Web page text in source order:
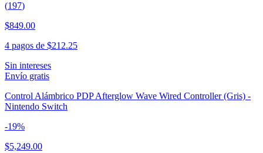
(197)
$849.00
4 pagos de $212.25
Sin intereses
Envío gratis
Control Alámbrico PDP Afterglow Wave Wired Controller (Gris) -
Nintendo Switch
-19%
$5,249.00